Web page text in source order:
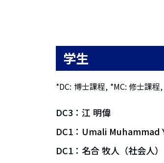
学生
*DC: 博士課程, *MC: 修士課程
DC3：江 明偉
DC1：Umali
DC1：名合 牧人（社会人）